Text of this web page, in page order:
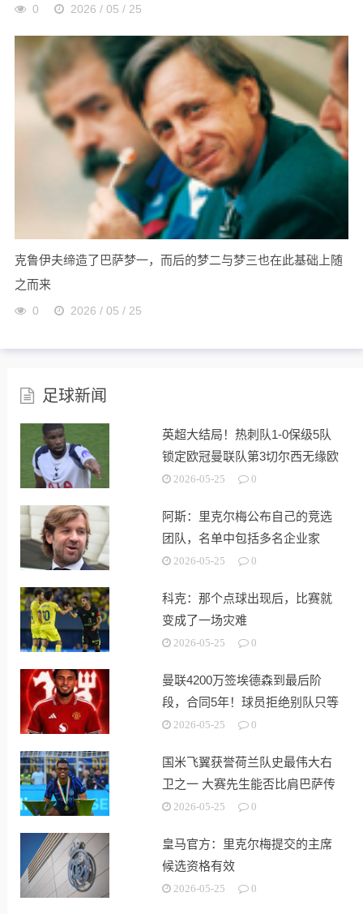
0 2026 / 05 / 25
克鲁伊夫缔造了巴萨梦一，而后的梦二与梦三也在此基础上随
之而来
0 2026 / 05 / 25
足球新闻
英超大结局！热刺队1-0保级5队
锁定欧冠曼联队第3切尔西无缘欧
战2026-05-25 0
阿斯：里克尔梅公布自己的竞选
团队，名单中包括多名企业家
2026-05-25 0
科克：那个点球出现后，比赛就
变成了一场灾难
2026-05-25 0
曼联4200万签埃德森到最后阶
段，合同5年！球员拒绝别队只等
红魔
2026-05-25 0
国米飞翼获誉荷兰队史最伟大右
卫之一 大赛先生能否比肩巴萨传
奇2026-05-25 0
皇马官方：里克尔梅提交的主席
候选资格有效
2026-05-25 0